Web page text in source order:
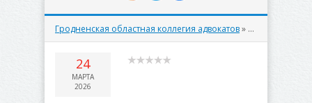
Гродненская областная коллегия адвокатов» Новости
24
МАРТА
2026